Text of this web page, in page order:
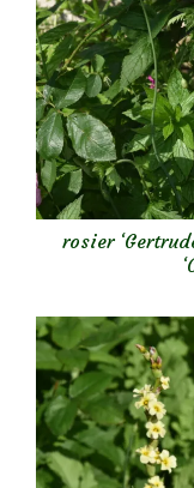
rosier